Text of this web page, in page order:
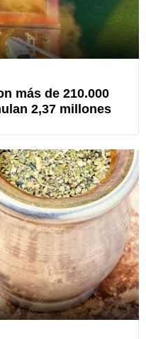
más de 210.000
2,37 millones